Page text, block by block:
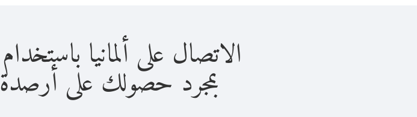
الاتصال على ألمانيا باستخدام Viber Out سهل للغاية.
بمجرد حصولك على أرصدة Viber Out، يمكنك: